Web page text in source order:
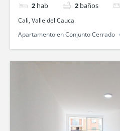
2 hab 2 baños
Cali, Valle del Cauca
Apartamento en Conjunto Cerrado